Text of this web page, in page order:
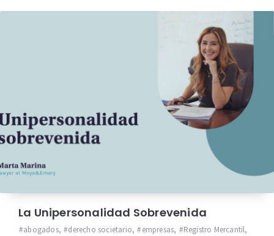
La Unipersonalidad Sobrevenida
abogados, derecho societario, empresas, Registro Mercantil,